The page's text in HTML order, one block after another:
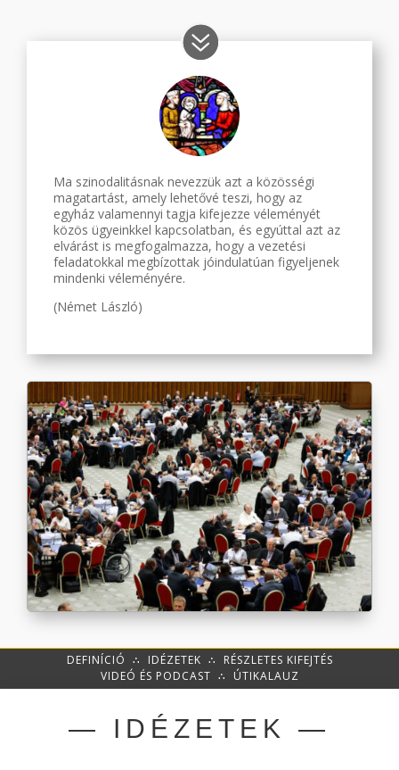
Ma szinodalitásnak nevezzük azt a közösségi
magatartást, amely lehetővé teszi, hogy az
egyház valamennyi tagja kifejezze véleményét
közös ügyeinkkel kapcsolatban, és egyúttal azt az
elvárást is megfogalmazza, hogy a vezetési
feladatokkal megbízottak jóindulatúan figyeljenek
mindenki véleményére.
(Német László)
DEFINÍCIÓ ∴ IDÉZETEK ∴ RÉSZLETES KIFEJTÉS
VIDEÓ ÉS PODCAST ∴ ÚTIKALAUZ
— IDÉZETEK —